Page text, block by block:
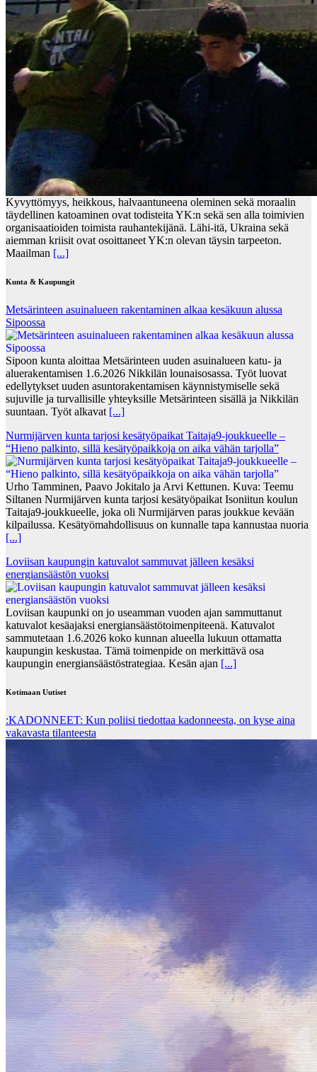
Kyvyttömyys, heikkous, halvaantuneena oleminen sekä moraalin
täydellinen katoaminen ovat todisteita YK:n sekä sen alla toimivien
organisaatioiden toimista rauhantekijänä. Lähi-itä, Ukraina sekä
aiemman kriisit ovat osoittaneet YK:n olevan täysin tarpeeton.
Maailman [...]
Kunta & Kaupungit
Metsärinteen asuinalueen rakentaminen alkaa kesäkuun alussa
Sipoossa
Sipoon kunta aloittaa Metsärinteen uuden asuinalueen katu- ja
aluerakentamisen 1.6.2026 Nikkilän lounaisosassa. Työt luovat
edellytykset uuden asuntorakentamisen käynnistymiselle sekä
sujuville ja turvallisille yhteyksille Metsärinteen sisällä ja Nikkilän
suuntaan. Työt alkavat [...]
Nurmijärven kunta tarjosi kesätyöpaikat Taitaja9-joukkueelle –
“Hieno palkinto, sillä kesätyöpaikkoja on aika vähän tarjolla”
Urho Tamminen, Paavo Jokitalo ja Arvi Kettunen. Kuva: Teemu
Siltanen Nurmijärven kunta tarjosi kesätyöpaikat Isoniitun koulun
Taitaja9-joukkueelle, joka oli Nurmijärven paras joukkue kevään
kilpailussa. Kesätyömahdollisuus on kunnalle tapa kannustaa nuoria
[...]
Loviisan kaupungin katuvalot sammuvat jälleen kesäksi
energiansäästön vuoksi
Loviisan kaupunki on jo useamman vuoden ajan sammuttanut
katuvalot kesäajaksi energiansäästötoimenpiteenä. Katuvalot
sammutetaan 1.6.2026 koko kunnan alueella lukuun ottamatta
kaupungin keskustaa. Tämä toimenpide on merkittävä osa
kaupungin energiansäästöstrategiaa. Kesän ajan [...]
Kotimaan Uutiset
:KADONNEET: Kun poliisi tiedottaa kadonneesta, on kyse aina
vakavasta tilanteesta